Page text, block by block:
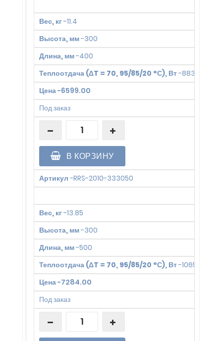
Вес, кг-11.4
Высота, мм-300
Длина, мм-400
Теплоотдача (ΔT = 70, 95/85/20 °С), Вт-883
Цена-6599.00
Под заказ
В КОРЗИНУ
Артикул -RRS-2010-333050
Вес, кг-13.85
Высота, мм-300
Длина, мм-500
Теплоотдача (ΔT = 70, 95/85/20 °С), Вт-1065
Цена-7284.00
Под заказ